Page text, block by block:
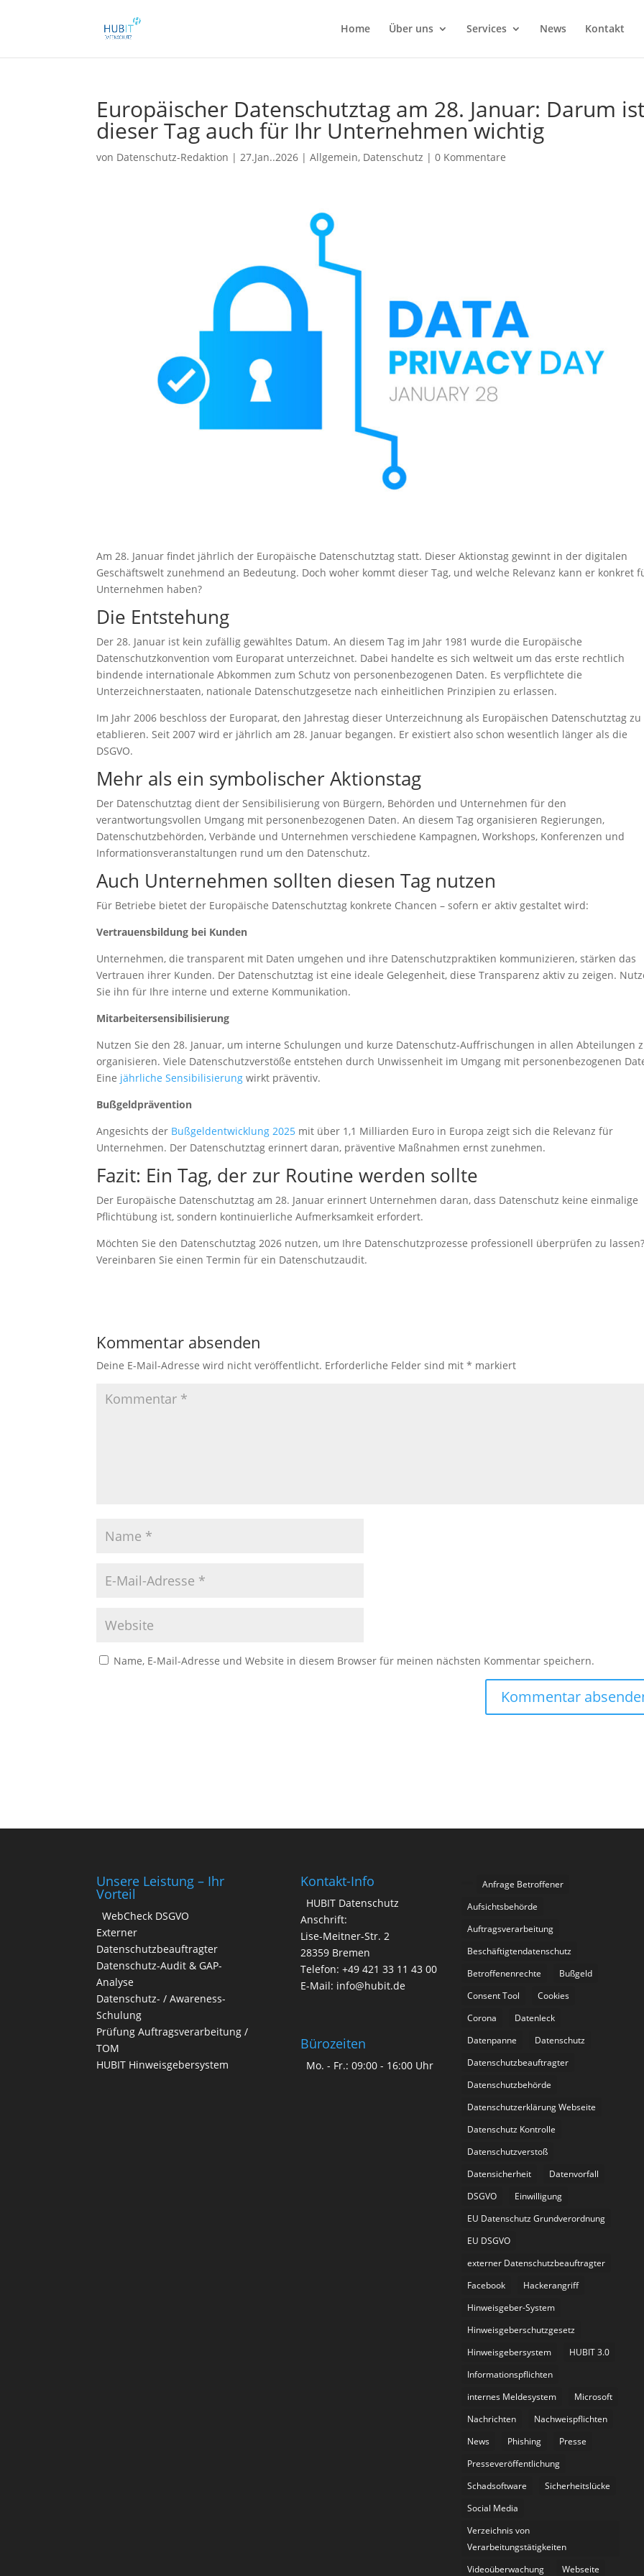
Home Über uns Services News Kontakt
Europäischer Datenschutztag am 28. Januar: Darum
dieser Tag auch für Ihr Unternehmen wichtig
von Datenschutz-Redaktion |27.Jan..2026 |Allgemein, Datenschutz |0 Kommentare
Am 28. Januar findet jährlich der Europäische Datenschutztag statt. Dieser Aktionstag gewinnt in der digitalen
Geschäftswelt zunehmend an Bedeutung. Doch woher kommt dieser Tag, und welche Relevanz kann er konkret
Unternehmen haben?
Die Entstehung
Der 28. Januar ist kein zufällig gewähltes Datum. An diesem Tag im Jahr 1981 wurde die Europäische
Datenschutzkonvention vom Europarat unterzeichnet. Dabei handelte es sich weltweit um das erste rechtlich
bindende internationale Abkommen zum Schutz von personenbezogenen Daten. Es verpflichtete die
Unterzeichnerstaaten, nationale Datenschutzgesetze nach einheitlichen Prinzipien zu erlassen.
Im Jahr 2006 beschloss der Europarat, den Jahrestag dieser Unterzeichnung als Europäischen Datenschutztag zu
etablieren. Seit 2007 wird er jährlich am 28. Januar begangen. Er existiert also schon wesentlich länger als die
DSGVO.
Mehr als ein symbolischer Aktionstag
Der Datenschutztag dient der Sensibilisierung von Bürgern, Behörden und Unternehmen für den
verantwortungsvollen Umgang mit personenbezogenen Daten. An diesem Tag organisieren Regierungen,
Datenschutzbehörden, Verbände und Unternehmen verschiedene Kampagnen, Workshops, Konferenzen und
Informationsveranstaltungen rund um den Datenschutz.
Auch Unternehmen sollten diesen Tag nutzen
Für Betriebe bietet der Europäische Datenschutztag konkrete Chancen – sofern er aktiv gestaltet wird:
Vertrauensbildung bei Kunden
Unternehmen, die transparent mit Daten umgehen und ihre Datenschutzpraktiken kommunizieren, stärken das
Vertrauen ihrer Kunden. Der Datenschutztag ist eine ideale Gelegenheit, diese Transparenz aktiv zu zeigen.
Sie ihn für Ihre interne und externe Kommunikation.
Mitarbeitersensibilisierung
Nutzen Sie den 28. Januar, um interne Schulungen und kurze Datenschutz-Auffrischungen in allen Abteilungen
organisieren. Viele Datenschutzverstöße entstehen durch Unwissenheit im Umgang mit personenbezogenen
Eine jährliche Sensibilisierung wirkt präventiv.
Bußgeldprävention
Angesichts der Bußgeldentwicklung 2025 mit über 1,1 Milliarden Euro in Europa zeigt sich die Relevanz für
Unternehmen. Der Datenschutztag erinnert daran, präventive Maßnahmen ernst zunehmen.
Fazit: Ein Tag, der zur Routine werden sollte
Der Europäische Datenschutztag am 28. Januar erinnert Unternehmen daran, dass Datenschutz keine einmalige
Pflichtübung ist, sondern kontinuierliche Aufmerksamkeit erfordert.
Möchten Sie den Datenschutztag 2026 nutzen, um Ihre Datenschutzprozesse professionell überprüfen zu
Vereinbaren Sie einen Termin für ein Datenschutzaudit.
Kommentar absenden
Deine E-Mail-Adresse wird nicht veröffentlicht. Erforderliche Felder sind mit* markiert
Name, E-Mail-Adresse und Website in diesem Browser für meinen nächsten Kommentar speichern.
e
Unsere Leistung – Ihr
Vorteil
WebCheck DSGVO
Externer
Datenschutzbeauftragter
Datenschutz-Audit & GAP-
Analyse
Datenschutz- / Awareness-
Schulung
Prüfung Auftragsverarbeitung /
TOM
HUBIT Hinweisgebersystem
Kontakt-Info
HUBIT Datenschutz
Anschrift:
Lise-Meitner-Str. 2
28359 Bremen
Telefon: +49 421 33 11 43 00
E-Mail: info@hubit.de
Bürozeiten
Mo. - Fr.: 09:00 - 16:00 Uhr
Anfrage Betroffener
Aufsichtsbehörde
Auftragsverarbeitung
Beschäftigtendatenschutz
Betroffenenrechte
Bußgeld
Consent Tool
Cookies
Corona
Datenleck
Datenpanne
Datenschutz
Datenschutzbeauftragter
Datenschutzbehörde
Datenschutzerklärung Webseite
Datenschutz Kontrolle
Datenschutzverstoß
Datensicherheit
Datenvorfall
DSGVO
Einwilligung
EU Datenschutz Grundverordnung
EU DSGVO
externer Datenschutzbeauftragter
Facebook
Hackerangriff
Hinweisgeber-System
Hinweisgeberschutzgesetz
Hinweisgebersystem
HUBIT 3.0
Informationspflichten
internes Meldesystem
Microsoft
Nachrichten
Nachweispflichten
News
Phishing
Presse
Presseveröffentlichung
Schadsoftware
Sicherheitslücke
Social Media
Verzeichnis von
Verarbeitungstätigkeiten
Videoüberwachung
Webseite